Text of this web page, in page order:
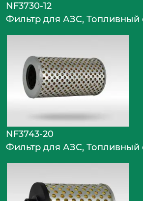
NF3730-12
Фильтр для АЗС, Топливный
NF3743-20
Фильтр для АЗС, Топливный